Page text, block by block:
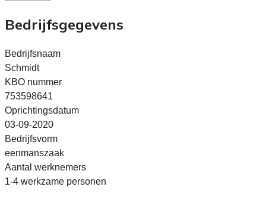
Bedrijfsgegevens
Bedrijfsnaam
Schmidt
KBO nummer
753598641
Oprichtingsdatum
03-09-2020
Bedrijfsvorm
eenmanszaak
Aantal werknemers
1-4 werkzame personen